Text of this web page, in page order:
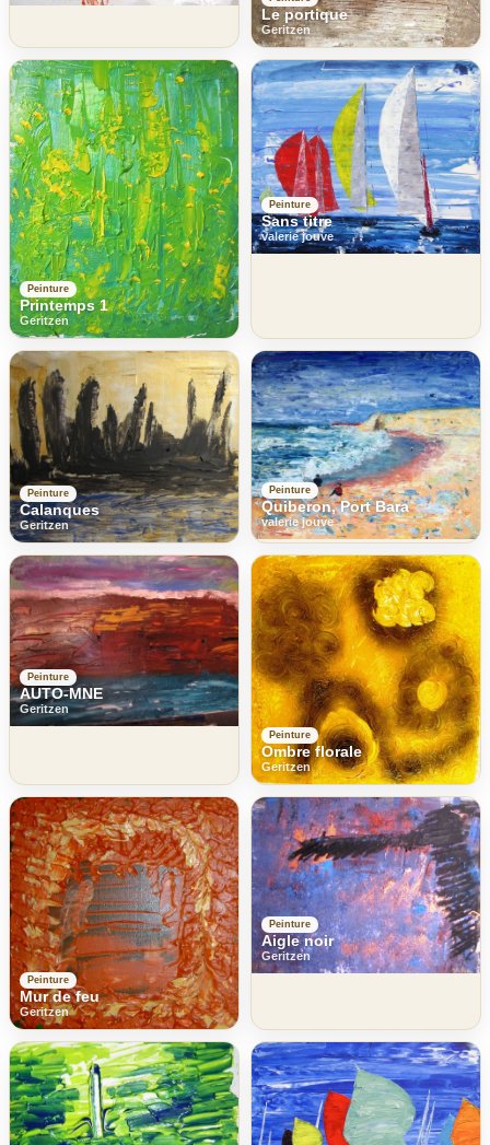
Le portique
Geritzen
Peinture
Printemps 1
Geritzen
Peinture
Sans titre
valerie jouve
Peinture
Calanques
Geritzen
Peinture
Quiberon, Port Bara
valerie jouve
Peinture
AUTO-MNE
Geritzen
Peinture
Ombre florale
Geritzen
Peinture
Mur de feu
Geritzen
Peinture
Aigle noir
Geritzen